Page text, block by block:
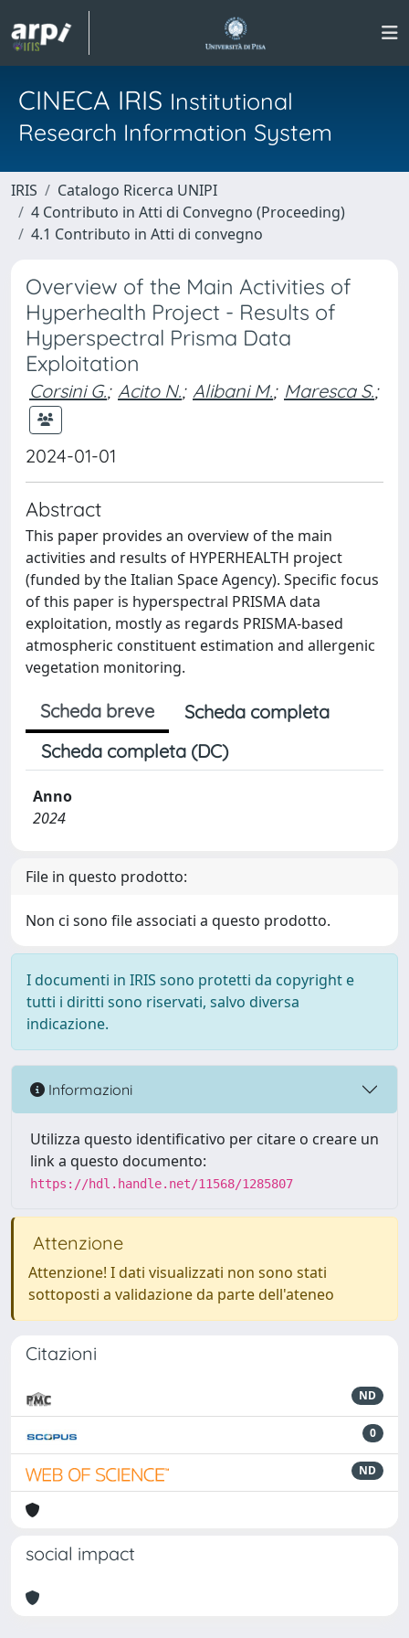
CINECA IRIS Institutional
Research Information System
IRIS
Catalogo Ricerca UNIPI
4 Contributo in Atti di Convegno (Proceeding)
4.1 Contributo in Atti di convegno
Overview of the Main Activities of
Hyperhealth Project - Results of
Hyperspectral Prisma Data
Exploitation
Corsini G.; Acito N.; Alibani M.; Maresca S.;
2024-01-01
Abstract
This paper provides an overview of the main
activities and results of HYPERHEALTH project
(funded by the Italian Space Agency). Specific focus
of this paper is hyperspectral PRISMA data
exploitation, mostly as regards PRISMA-based
atmospheric constituent estimation and allergenic
vegetation monitoring.
Scheda breve
Scheda completa
Scheda completa (DC)
Anno
2024
File in questo prodotto:
Non ci sono file associati a questo prodotto.
I documenti in IRIS sono protetti da copyright e
tutti i diritti sono riservati, salvo diversa
indicazione.
Informazioni
Utilizza questo identificativo per citare o creare un
link a questo documento:
https://hdl.handle.net/11568/1285807
Attenzione
Attenzione! I dati visualizzati non sono stati
sottoposti a validazione da parte dell'ateneo
Citazioni
ND
0
ND
social impact